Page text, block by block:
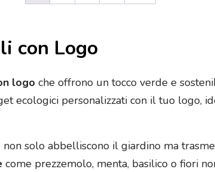
con Logo
logo che offrono un tocco verde e
ecologici personalizzati con il tuo logo,
solo abbelliscono il giardino ma
come prezzemolo, menta, basilico o fiori